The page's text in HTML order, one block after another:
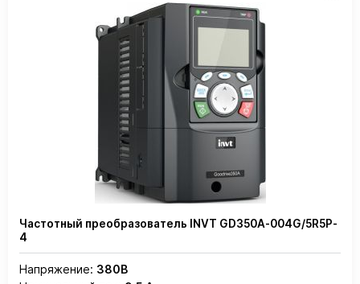
Частотный преобразователь INVT GD350A-004G/5R5P-
4
Напряжение: 380В